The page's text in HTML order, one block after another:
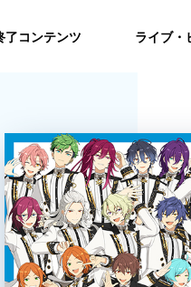
了コンテンツ ライブ・